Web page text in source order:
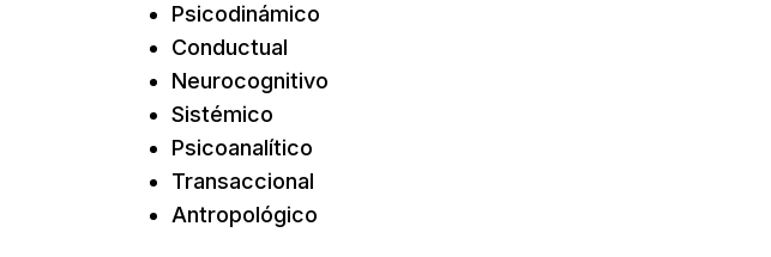
Psicodinámico
Conductual
Neurocognitivo
Sistémico
Psicoanalítico
Transaccional
Antropológico